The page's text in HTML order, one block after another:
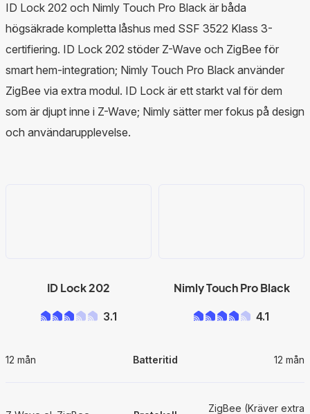
ID Lock 202 och Nimly Touch Pro Black är båda
högsäkrade kompletta låshus med SSF 3522 Klass 3-
certifiering. ID Lock 202 stöder Z-Wave och ZigBee för
smart hem-integration; Nimly Touch Pro Black använder
ZigBee via extra modul. ID Lock är ett starkt val för dem
som är djupt inne i Z-Wave; Nimly sätter mer fokus på design
och användarupplevelse.
ID Lock 202
3.1
Nimly Touch Pro Black
4.1
12 mån Batteritid 12 mån
ZigBee (Kräver extra